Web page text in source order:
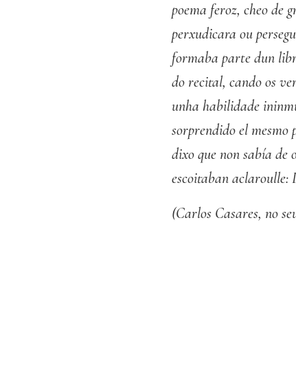
poema feroz, cheo de
perxudicara ou
formaba parte dun
do recital, cando os
unha habilidade
sorprendido el
dixo que non sabía de
escoitaban aclaroulle:
(Carlos Casares, no